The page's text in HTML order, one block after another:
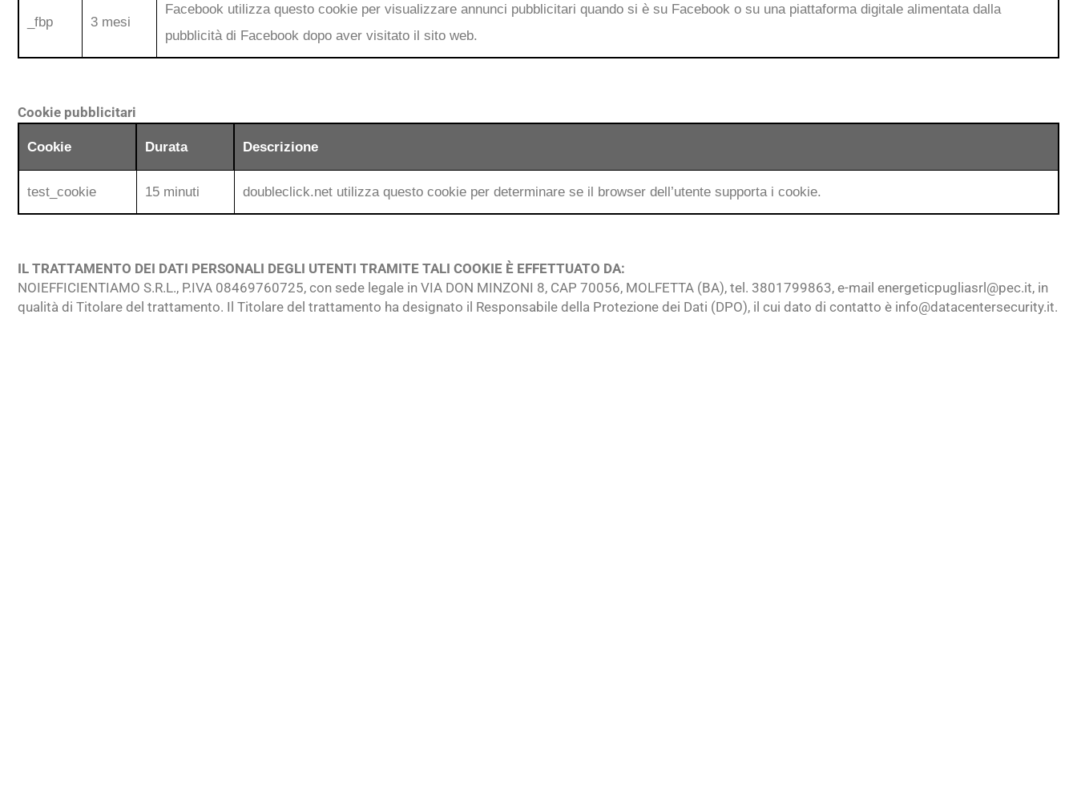
_fbp 3 mesi
Facebook utilizza questo cookie per visualizzare annunci pubblicitari quando si è su Facebook o su una piattaforma digitale alimentata dalla
pubblicità di Facebook dopo aver visitato il sito web.
Cookie pubblicitari
Cookie Durata Descrizione
test_cookie 15 minuti doubleclick.net utilizza questo cookie per determinare se il browser dell’utente supporta i cookie.
IL TRATTAMENTO DEI DATI PERSONALI DEGLI UTENTI TRAMITE TALI COOKIE È EFFETTUATO DA:
NOIEFFICIENTIAMO S.R.L., P.IVA 08469760725, con sede legale in VIA DON MINZONI 8, CAP 70056, MOLFETTA (BA), tel. 3801799863, e-mail energeticpugliasrl@pec.it, in
qualità di Titolare del trattamento. Il Titolare del trattamento ha designato il Responsabile della Protezione dei Dati (DPO), il cui dato di contatto è info@datacentersecurity.it.